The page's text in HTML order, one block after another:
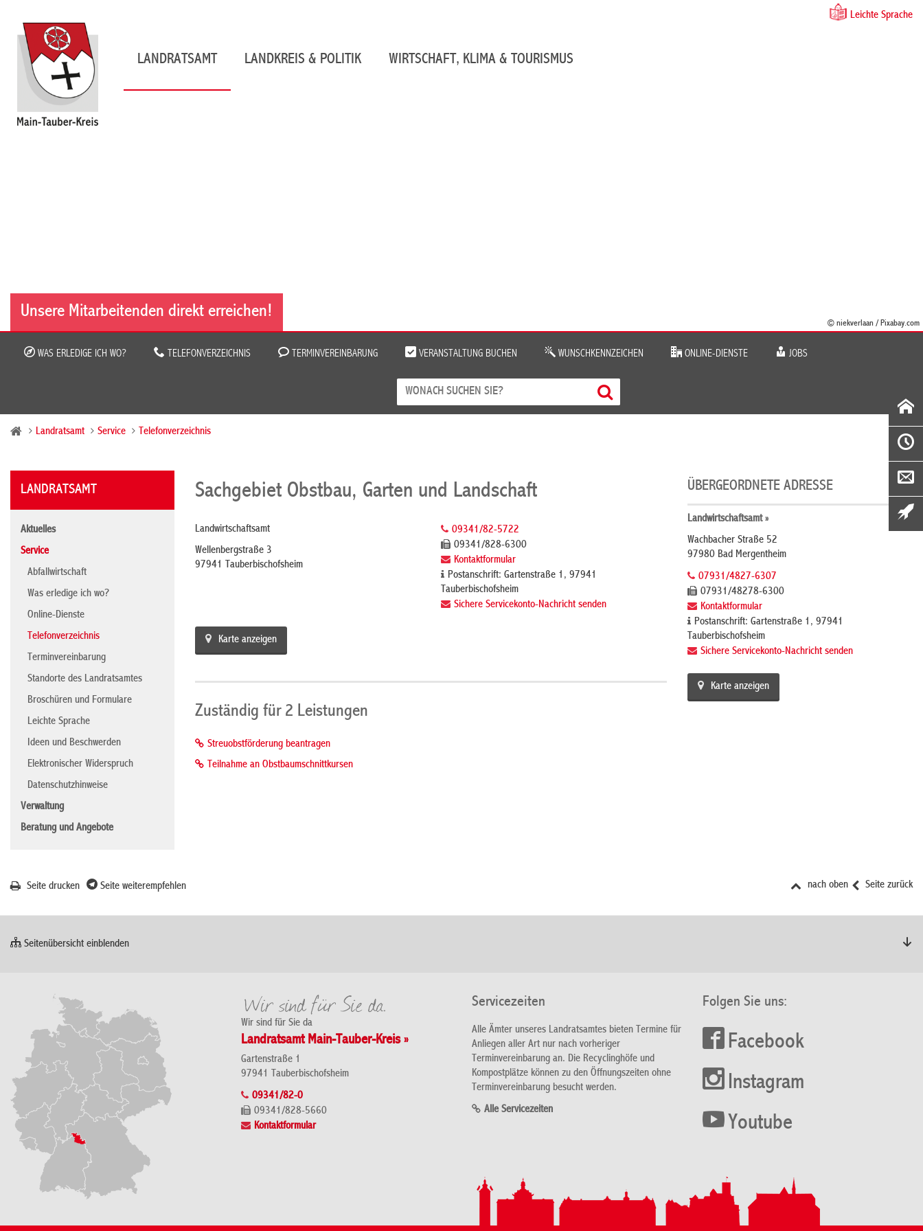
Leichte Sprache
LANDRATSAMT LANDKREIS & POLITIK WIRTSCHAFT, KLIMA & TOURISMUS
Unsere Mitarbeitenden direkt erreichen!
© niekverlaan / Pixabay.com
WAS ERLEDIGE ICH WO? TELEFONVERZEICHNIS TERMINVEREINBARUNG VERANSTALTUNG BUCHEN WUNSCHKENNZEICHEN ONLINE-DIENSTE JOBS
Landratsamt Service Telefonverzeichnis
LANDRATSAMT
Aktuelles
Service
Abfallwirtschaft
Was erledige ich wo?
Online-Dienste
Telefonverzeichnis
Terminvereinbarung
Standorte des Landratsamtes
Broschüren und Formulare
Leichte Sprache
Ideen und Beschwerden
Elektronischer Widerspruch
Datenschutzhinweise
Verwaltung
Beratung und Angebote
Sachgebiet Obstbau, Garten und Landschaft
Landwirtschaftsamt
Wellenbergstraße 3
97941 Tauberbischofsheim
09341/82-5722
09341/828-6300
Kontaktformular
Postanschrift: Gartenstraße 1, 97941
Tauberbischofsheim
Sichere Servicekonto-Nachricht senden
Karte anzeigen
Zuständig für 2 Leistungen
Streuobstförderung beantragen
Teilnahme an Obstbaumschnittkursen
ÜBERGEORDNETE ADRESSE
Landwirtschaftsamt »
Wachbacher Straße 52
97980 Bad Mergentheim
07931/4827-6307
07931/48278-6300
Kontaktformular
Postanschrift: Gartenstraße 1, 97941
Tauberbischofsheim
Sichere Servicekonto-Nachricht senden
Karte anzeigen
Seite zurück
nach oben
Seite drucken Seite weiterempfehlen
Seitenübersicht einblenden
Wir sind für Sie da
Landratsamt Main-Tauber-Kreis »
Gartenstraße 1
97941 Tauberbischofsheim
09341/82-0
09341/828-5660
Kontaktformular
Servicezeiten
Alle Ämter unseres Landratsamtes bieten Termine für
Anliegen aller Art nur nach vorheriger
Terminvereinbarung an. Die Recyclinghöfe und
Kompostplätze können zu den Öffnungszeiten ohne
Terminvereinbarung besucht werden.
Alle Servicezeiten
Folgen Sie uns:
Facebook
Instagram
Youtube